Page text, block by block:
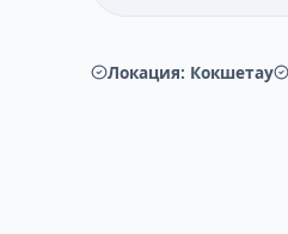
Локация: Кокшетау